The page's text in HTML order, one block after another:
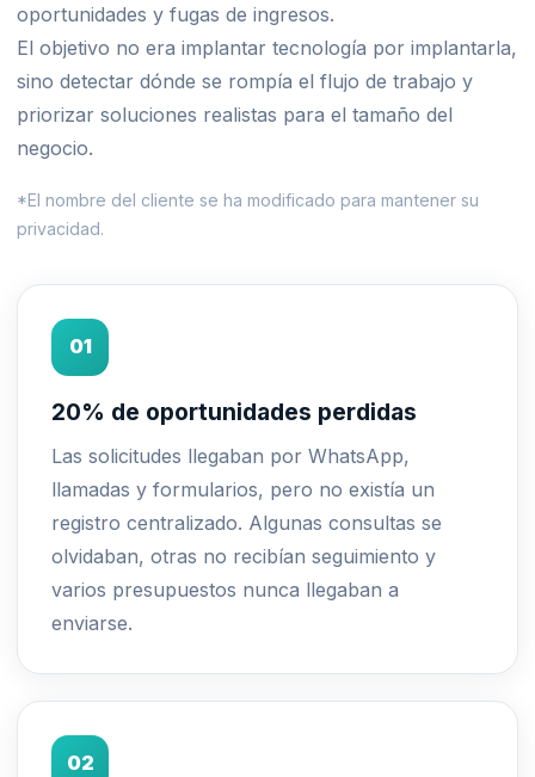
oportunidades y fugas de ingresos.
El objetivo no era implantar tecnología por implantarla,
sino detectar dónde se rompía el flujo de trabajo y
priorizar soluciones realistas para el tamaño del
negocio.
*El nombre del cliente se ha modificado para mantener su
privacidad.
01
20% de oportunidades perdidas
Las solicitudes llegaban por WhatsApp,
llamadas y formularios, pero no existía un
registro centralizado. Algunas consultas se
olvidaban, otras no recibían seguimiento y
varios presupuestos nunca llegaban a
enviarse.
02